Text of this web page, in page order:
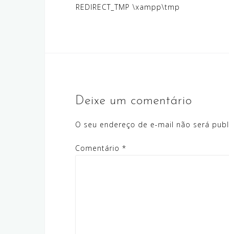
REDIRECT_TMP \xampp\tmp
Deixe um comentário
O seu endereço de e-mail não será
Comentário *